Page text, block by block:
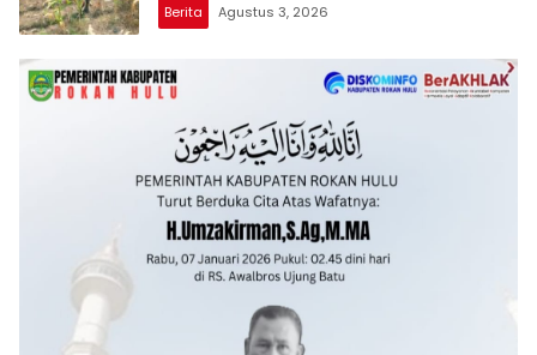
Berita Agustus 3, 2026